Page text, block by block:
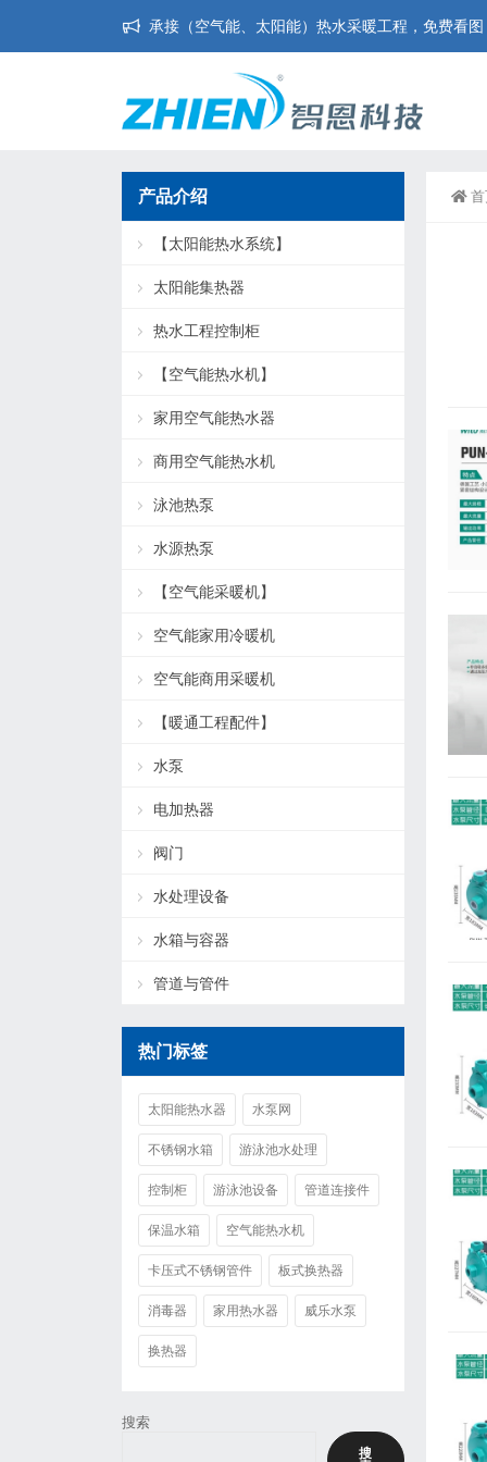
承接（空气能、太阳能）热水采暖工程，免费看
产品介绍
【太阳能热水系统】
太阳能集热器
热水工程控制柜
【空气能热水机】
家用空气能热水器
商用空气能热水机
泳池热泵
水源热泵
【空气能采暖机】
空气能家用冷暖机
空气能商用采暖机
【暖通工程配件】
水泵
电加热器
阀门
水处理设备
水箱与容器
管道与管件
热门标签
太阳能热水器 水泵网
不锈钢水箱 游泳池水处理
控制柜 游泳池设备 管道连接件
保温水箱 空气能热水机
卡压式不锈钢管件 板式换热器
消毒器 家用热水器 威乐水泵
换热器
搜索
搜